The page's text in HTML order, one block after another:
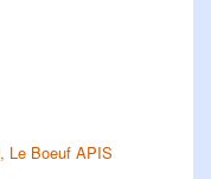
Le Boeuf APIS